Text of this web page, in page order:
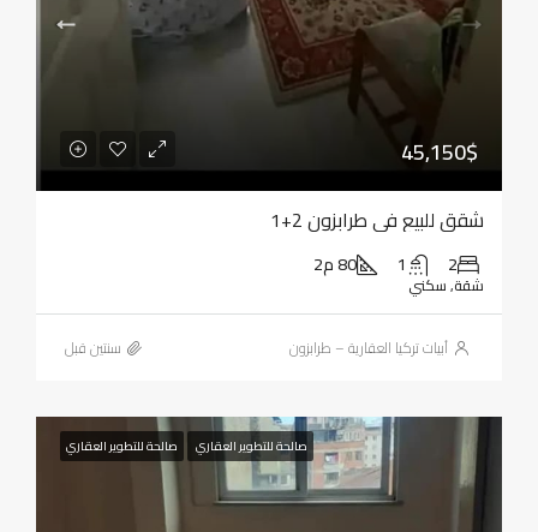
45,150$
شقق للبيع في طرابزون 2+1
2
1 80 م2
شقة, سكني
أبيات تركيا العقارية – طرابزون ‏سنتين قبل
صالحة للتطوير العقاري صالحة للتطوير العقاري